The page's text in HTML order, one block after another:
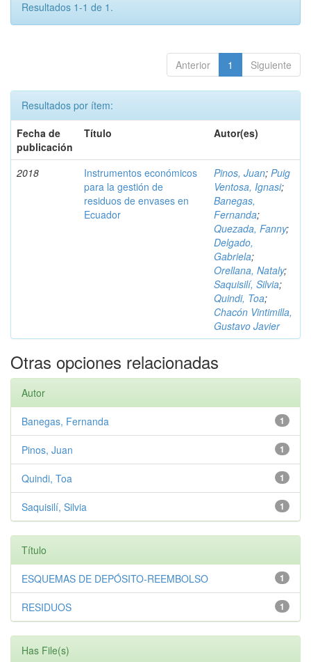
Resultados 1-1 de 1.
Anterior 1 Siguiente
Resultados por ítem:
Fecha de
publicación
Título Autor(es)
2018
Instrumentos económicos
para la gestión de
residuos de envases en
Ecuador
Pinos, Juan; Puig
Ventosa, Ignasi;
Banegas,
Fernanda;
Quezada, Fanny;
Delgado,
Gabriela;
Orellana, Nataly;
Saquisilí, Silvia;
Quindi, Toa;
Chacón Vintimilla,
Gustavo Javier
Otras opciones relacionadas
Autor
1
Banegas, Fernanda
1
Pinos, Juan
1
Quindi, Toa
1
Saquisilí, Silvia
Título
1
ESQUEMAS DE DEPÓSITO-REEMBOLSO
1
RESIDUOS
Has File(s)